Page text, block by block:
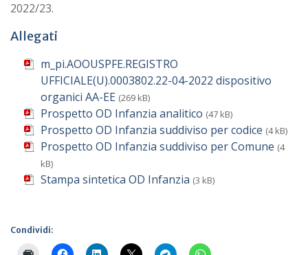
2022/23.
Allegati
m_pi.AOOUSPFE.REGISTRO
UFFICIALE(U).0003802.22-04-2022 dispositivo
organici AA-EE (269 kB)
Prospetto OD Infanzia analitico (47 kB)
Prospetto OD Infanzia suddiviso per codice (4 kB)
Prospetto OD Infanzia suddiviso per Comune (4
kB)
Stampa sintetica OD Infanzia (3 kB)
Condividi: